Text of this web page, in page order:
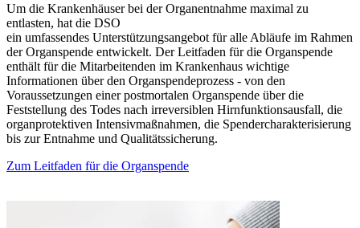
Um die Krankenhäuser bei der Organentnahme maximal zu
entlasten, hat die DSO
ein umfassendes Unterstützungsangebot für alle Abläufe im Rahmen
der Organspende entwickelt. Der Leitfaden für die Organspende
enthält für die Mitarbeitenden im Krankenhaus wichtige
Informationen über den Organspendeprozess - von den
Voraussetzungen einer postmortalen Organspende über die
Feststellung des Todes nach irreversiblen Hirnfunktionsausfall, die
organprotektiven Intensivmaßnahmen, die Spendercharakterisierung
bis zur Entnahme und Qualitätssicherung.
Zum Leitfaden für die Organspende